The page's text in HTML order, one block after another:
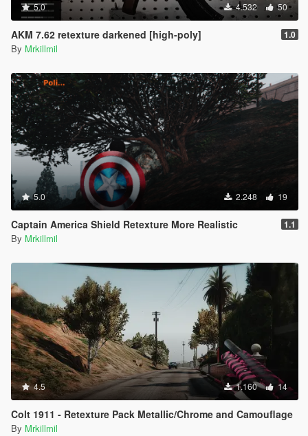
5.0 4.532 50
AKM 7.62 retexture darkened [high-poly] 1.0
By Mrkillmil
5.0 2.248 19
Captain America Shield Retexture More Realistic 1.1
By Mrkillmil
4.5 1.160 14
Colt 1911 - Retexture Pack Metallic/Chrome and Camouflage
By Mrkillmil